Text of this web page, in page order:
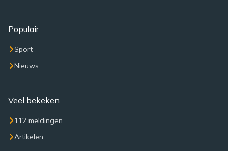
Populair
Sport
Nieuws
Veel bekeken
112 meldingen
Artikelen